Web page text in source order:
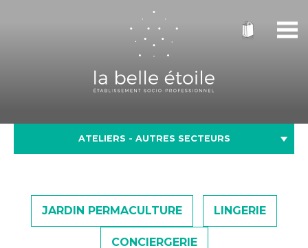
ATELIERS - AUTRES SECTEURS
JARDIN PERMACULTURE LINGERIE
CONCIERGERIE